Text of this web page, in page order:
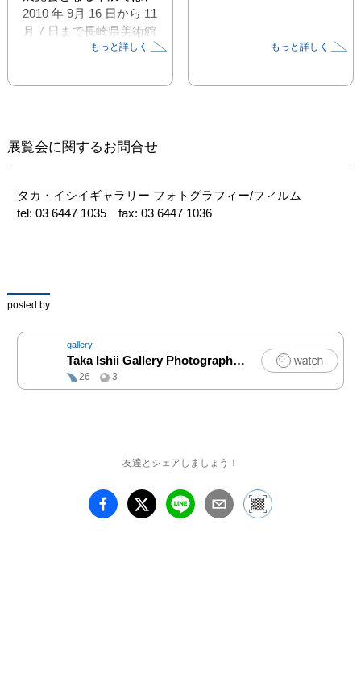
2010 年 9月 16 日から 11
月 7 日まで長崎県美術館
で開催された「時を削
東松初のデジタル出力に
加え、ビンテージ作品数
点を展示いたします。
写真は、選択の連鎖で成
り立つメディアアートで
取る。日時を定め、光や
風を選ぶ。対象との距離
を選び、アングルを選
ぶ。そしてシャッターチ
ャンスを選ぶ。コンタク
トプリントから数点選ん
真家は、医師のように治
析もせず、神父のように
支えない。落語家のよう
もっと詳しく もっと詳しく
展覧会に関するお問合せ
タカ・イシイギャラリー フォトグラフィー/フィルム
tel: 03 6447 1035　fax: 03 6447 1036
posted by
gallery
Taka Ishii Gallery Photography / Film | 写真
26
3
友達とシェアしましょう！